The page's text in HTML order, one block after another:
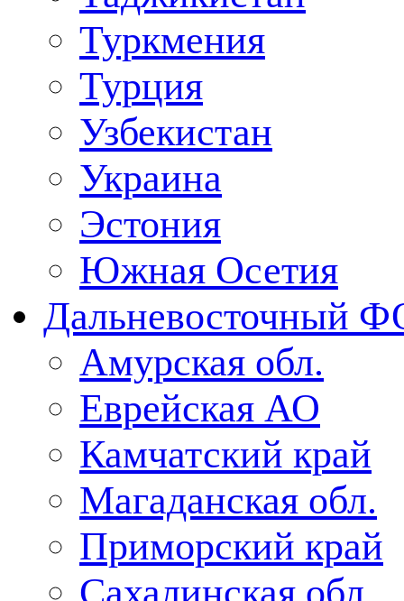
Туркмения
Турция
Узбекистан
Украина
Эстония
Южная Осетия
Дальневосточный
Амурская обл.
Еврейская АО
Камчатский край
Магаданская обл.
Приморский край